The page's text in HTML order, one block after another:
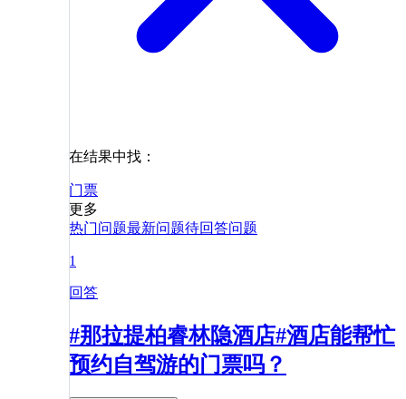
在结果中找：
门票
更多
热门问题最新问题待回答问题
1
回答
#那拉提柏睿林隐酒店#酒店能帮忙
预约自驾游的门票吗？